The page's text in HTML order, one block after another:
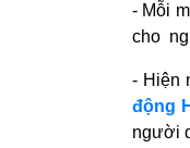
- Mỗi
cho
- Hiện
động
người